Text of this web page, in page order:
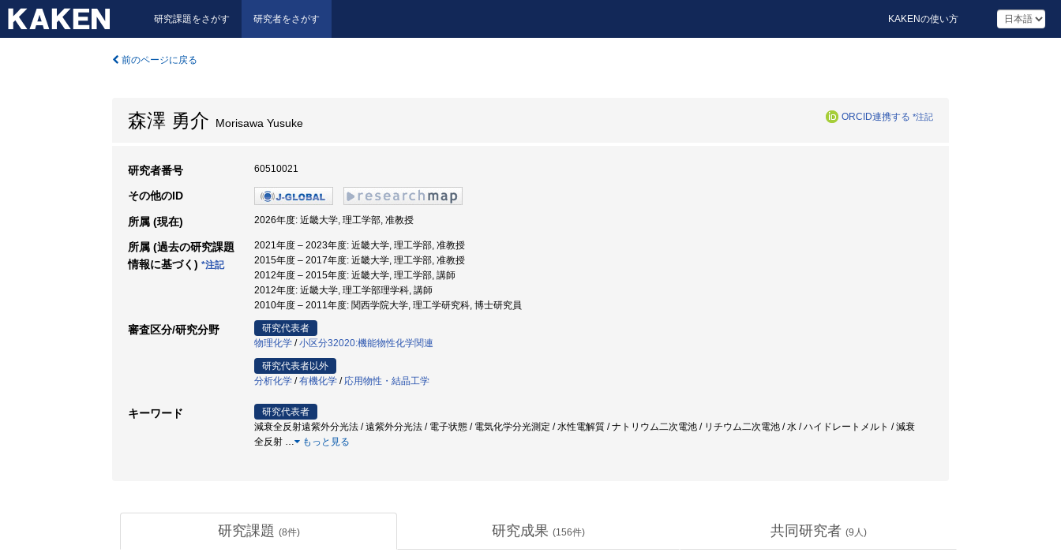
研究課題をさがす 研究者をさがす KAKENの使い方
前のページに戻る
森澤 勇介 Morisawa Yusuke ORCID連携する *注記
研究者番号 60510021
その他のID
所属 (現在) 2026年度: 近畿大学, 理工学部, 准教授
所属 (過去の研究課題
情報に基づく) *注記
2021年度 – 2023年度: 近畿大学, 理工学部, 准教授
2015年度 – 2017年度: 近畿大学, 理工学部, 准教授
2012年度 – 2015年度: 近畿大学, 理工学部, 講師
2012年度: 近畿大学, 理工学部理学科, 講師
2010年度 – 2011年度: 関西学院大学, 理工学研究科, 博士研究員
審査区分/研究分野
研究代表者
物理化学 /小区分32020:機能物性化学関連
研究代表者以外
分析化学 /有機化学 / 応用物性・結晶工学
キーワード
研究代表者
減衰全反射遠紫外分光法 / 遠紫外分光法 / 電子状態 / 電気化学分光測定 / 水性電解質 / ナトリウム二次電池 / リチウム二次電池 / 水 / ハイドレートメルト / 減衰
全反射 … もっと見る
研究課題 (8件) 研究成果 (156件) 共同研究者 (9 人)